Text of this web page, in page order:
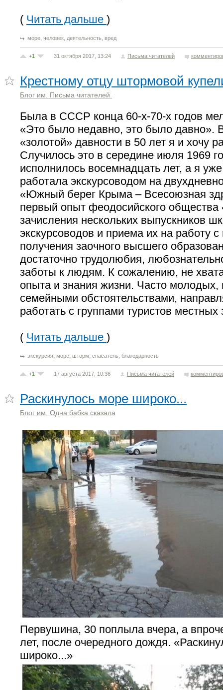
( Читать дальше )
море, человек, деятельность, вред
+1 31 октября 2017, 13:24 Письма читателей
Крестному отцу штормовой
Блог им. Письма читателей
Была в СССР конца 60-х-70-х годов
«Это было недавно, это было давно».
«золотой» давности в 50 лет я и хочу
Случилось это в середине июля 1969
исполнилось восемнадцать лет, а я
работала экскурсоводом на
«Южный берег Крыма – Всесоюзная
первый опыт феодосийского общества
зачисления нескольких выпускников
экскурсоводов и приема их на работу с
получения заочного высшего
достаточно трудолюбия,
заботы к людям. К сожалению, не
опыта и знания жизни. Часто
семейными обстоятельствами,
работать с группами туристов местных
( Читать дальше )
экскурсия, море, шторм, спасатель, благодарность
+1 17 августа 2017, 10:36 Письма читателей
Раскинулось море широко...
Блог им. Одна бабка сказала
Первушина, 30 поплыла вчера, а
лет, после очередного дождя.
широко...»